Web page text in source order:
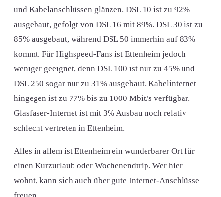
und Kabelanschlüssen glänzen. DSL 10 ist zu 92%
ausgebaut, gefolgt von DSL 16 mit 89%. DSL 30 ist zu
85% ausgebaut, während DSL 50 immerhin auf 83%
kommt. Für Highspeed-Fans ist Ettenheim jedoch
weniger geeignet, denn DSL 100 ist nur zu 45% und
DSL 250 sogar nur zu 31% ausgebaut. Kabelinternet
hingegen ist zu 77% bis zu 1000 Mbit/s verfügbar.
Glasfaser-Internet ist mit 3% Ausbau noch relativ
schlecht vertreten in Ettenheim.
Alles in allem ist Ettenheim ein wunderbarer Ort für
einen Kurzurlaub oder Wochenendtrip. Wer hier
wohnt, kann sich auch über gute Internet-Anschlüsse